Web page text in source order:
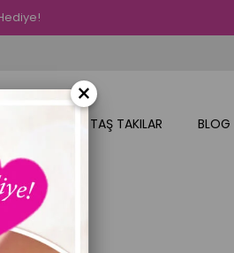
DOĞAL TAŞ TAKILAR BLOG
×